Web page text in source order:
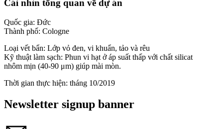
Cái nhìn tổng quan về dự án
Quốc gia: Đức
Thành phố: Cologne
Loại vết bẩn: Lớp vỏ đen, vi khuẩn, tảo và rêu
Kỹ thuật làm sạch: Phun vi hạt ở áp suất thấp với chất silicat
nhôm mịn (40-90 μm) giúp mài mòn.
Thời gian thực hiện: tháng 10/2019
Newsletter signup banner